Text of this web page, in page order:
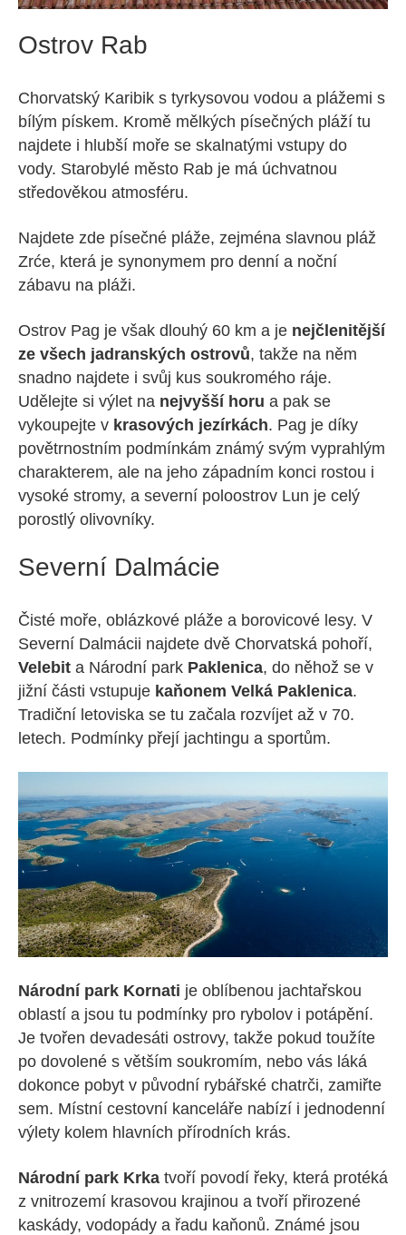
Ostrov Rab
Chorvatský Karibik s tyrkysovou vodou a plážemi s
bílým pískem. Kromě mělkých písečných pláží tu
najdete i hlubší moře se skalnatými vstupy do
vody. Starobylé město Rab je má úchvatnou
středověkou atmosféru.
Najdete zde písečné pláže, zejména slavnou pláž
Zrće, která je synonymem pro denní a noční
zábavu na pláži.
Ostrov Pag je však dlouhý 60 km a je nejčlenitější
ze všech jadranských ostrovů, takže na něm
snadno najdete i svůj kus soukromého ráje.
Udělejte si výlet na nejvyšší horu a pak se
vykoupejte v krasových jezírkách. Pag je díky
povětrnostním podmínkám známý svým vyprahlým
charakterem, ale na jeho západním konci rostou i
vysoké stromy, a severní poloostrov Lun je celý
porostlý olivovníky.
Severní Dalmácie
Čisté moře, oblázkové pláže a borovicové lesy. V
Severní Dalmácii najdete dvě Chorvatská pohoří,
Velebit a Národní park Paklenica, do něhož se v
jižní části vstupuje kaňonem Velká Paklenica.
Tradiční letoviska se tu začala rozvíjet až v 70.
letech. Podmínky přejí jachtingu a sportům.
Národní park Kornati je oblíbenou jachtařskou
oblastí a jsou tu podmínky pro rybolov i potápění.
Je tvořen devadesáti ostrovy, takže pokud toužíte
po dovolené s větším soukromím, nebo vás láká
dokonce pobyt v původní rybářské chatrči, zamiřte
sem. Místní cestovní kanceláře nabízí i jednodenní
výlety kolem hlavních přírodních krás.
Národní park Krka tvoří povodí řeky, která protéká
z vnitrozemí krasovou krajinou a tvoří přirozené
kaskády, vodopády a řadu kaňonů. Známé jsou